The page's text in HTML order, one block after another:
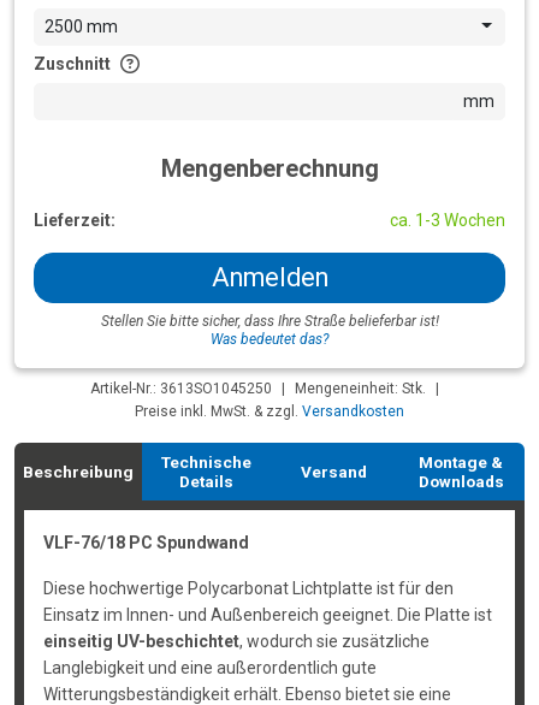
2500 mm
Zuschnitt
mm
Mengenberechnung
Lieferzeit: ca. 1-3 Wochen
Anmelden
Stellen Sie bitte sicher, dass Ihre Straße belieferbar ist!
Was bedeutet das?
Artikel-Nr.: 3613SO1045250 Mengeneinheit: Stk.
Preise inkl. MwSt. & zzgl. Versandkosten
Beschreibung
Technische
Details
Versand
Montage &
Downloads
VLF-76/18 PC Spundwand
Diese hochwertige Polycarbonat Lichtplatte ist für den
Einsatz im Innen- und Außenbereich geeignet. Die Platte ist
einseitig UV-beschichtet, wodurch sie zusätzliche
Langlebigkeit und eine außerordentlich gute
Witterungsbeständigkeit erhält. Ebenso bietet sie eine